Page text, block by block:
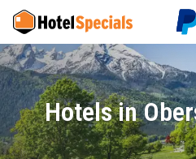
Hotels in